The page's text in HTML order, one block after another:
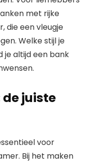
met rijke
die een vleugje
Welke stijl je
je altijd een bank
juiste
voor
Bij het maken